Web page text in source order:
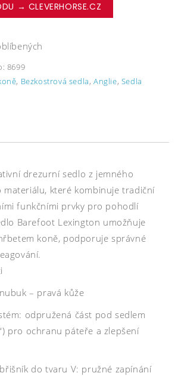
→ CLEVERHORSE.CZ
8699
, Bezkostrová sedla,Anglie, Sedla
drezurní sedlo z jemného
materiálu, které kombinuje tradiční
funkčními prvky pro pohodlí
Barefoot Lexington umožňuje
koně, podporuje správné
– pravá kůže
odpružená část pod sedlem
pro ochranu páteře a zlepšení
do tvaru V: pružné zapínání